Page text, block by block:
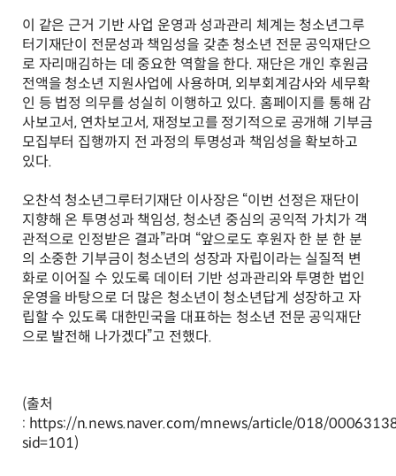
이 같은 근거 기반 사업 운영과 성과관리 체계는 청소년그루
터기재단이 전문성과 책임성을 갖춘 청소년 전문 공익재단으
로 자리매김하는 데 중요한 역할을 한다. 재단은 개인 후원금
전액을 청소년 지원사업에 사용하며, 외부회계감사와 세무확
인 등 법정 의무를 성실히 이행하고 있다. 홈페이지를 통해 감
사보고서, 연차보고서, 재정보고를 정기적으로 공개해 기부금
모집부터 집행까지 전 과정의 투명성과 책임성을 확보하고
있다.
오찬석 청소년그루터기재단 이사장은 “이번 선정은 재단이
지향해 온 투명성과 책임성, 청소년 중심의 공익적 가치가 객
관적으로 인정받은 결과”라며 “앞으로도 후원자 한 분 한 분
의 소중한 기부금이 청소년의 성장과 자립이라는 실질적 변
화로 이어질 수 있도록 데이터 기반 성과관리와 투명한 법인
운영을 바탕으로 더 많은 청소년이 청소년답게 성장하고 자
립할 수 있도록 대한민국을 대표하는 청소년 전문 공익재단
으로 발전해 나가겠다”고 전했다.
(출처
: https://n.news.naver.com/mnews/article/018/
sid=101)